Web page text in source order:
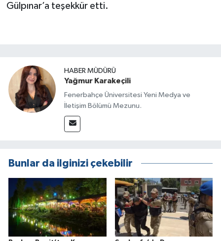
Gülpınar’a teşekkür etti.
HABER MÜDÜRÜ
Yağmur Karakeçili
Fenerbahçe Üniversitesi Yeni Medya ve
İletişim Bölümü Mezunu.
Bunlar da ilginizi çekebilir